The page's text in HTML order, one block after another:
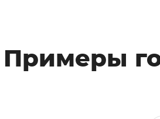
Примеры